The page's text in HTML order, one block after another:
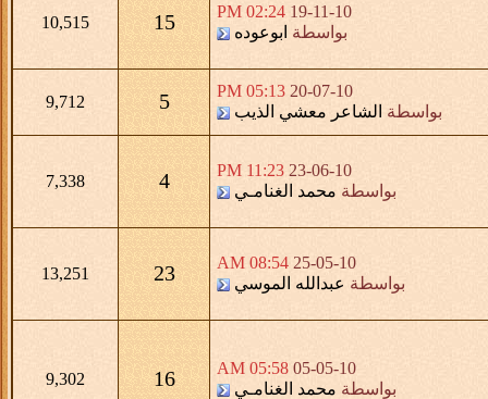
19-11-10
02:24 PM
بواسطة ابوعوده 15
10,515
20-07-10
05:13 PM
بواسطة الشاعر معشي الذيب 5
9,712
23-06-10
11:23 PM
بواسطة محمد الغنامـي 4
7,338
25-05-10
08:54 AM
بواسطة عبدالله الموسي 23
13,251
05-05-10
05:58 AM
بواسطة محمد الغنامـي 16
9,302